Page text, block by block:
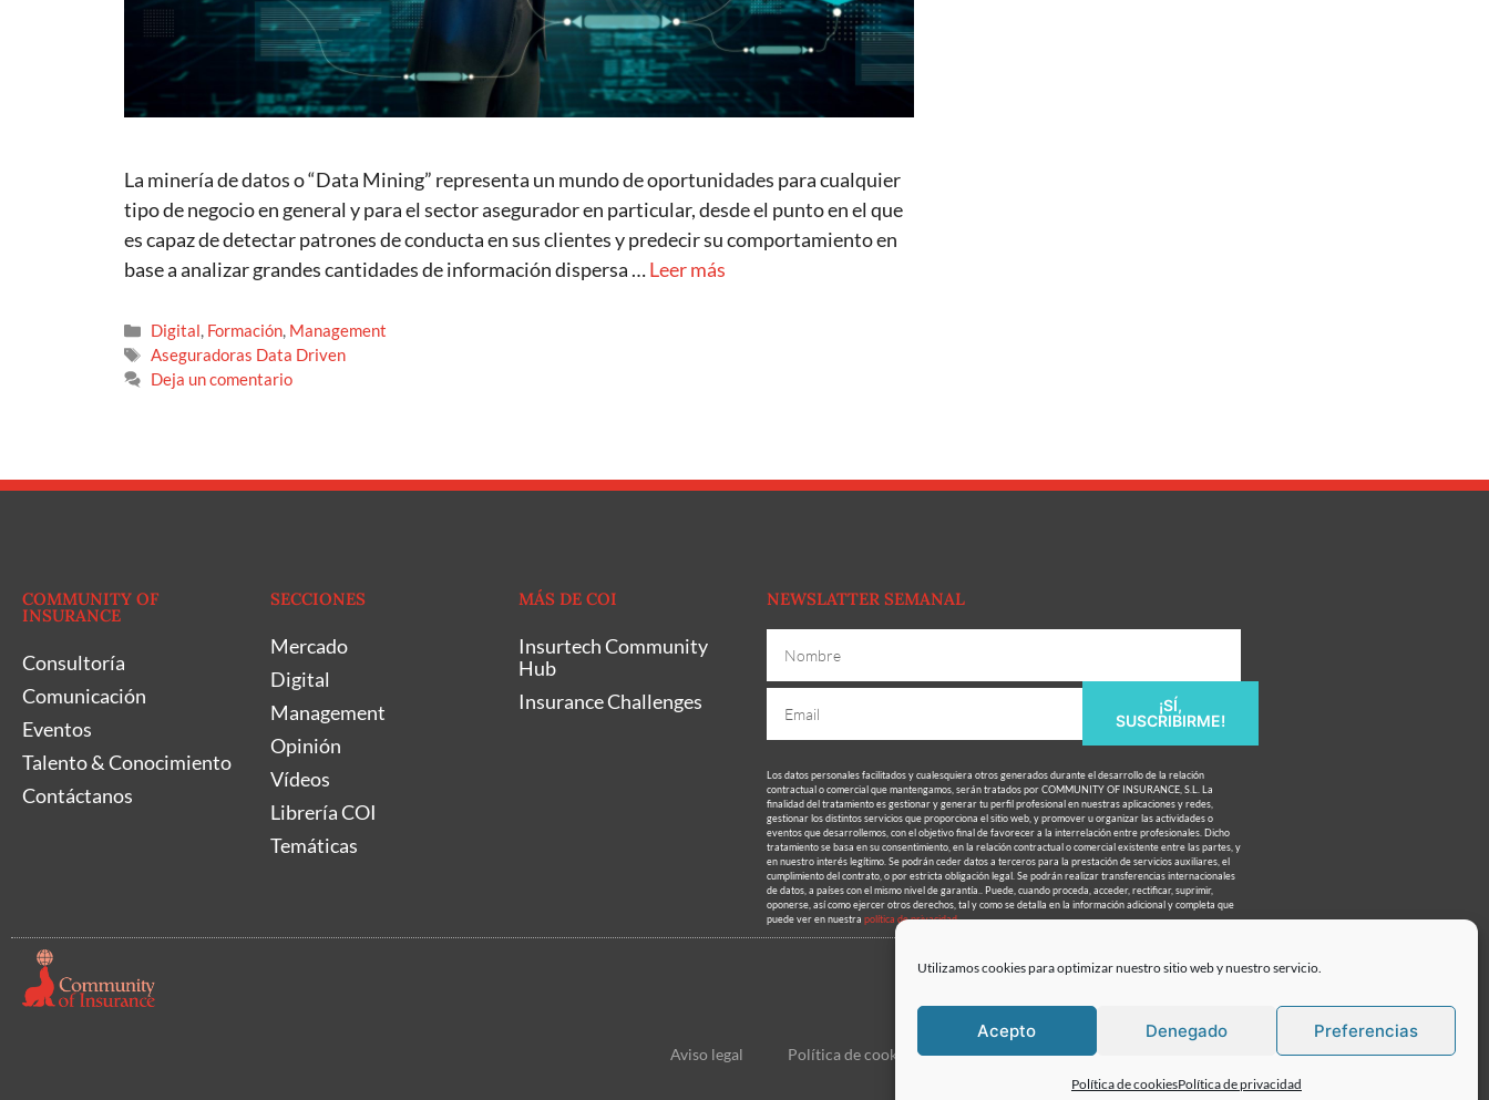
Utilizamos cookies para optimizar nuestro sitio web y nuestro servicio.
Acepto Denegado Preferencias
Política de cookiesPolítica de privacidad
La minería de datos o “Data Mining” representa un mundo de oportunidades para cualquier
tipo de negocio en general y para el sector asegurador en particular, desde el punto en el que
es capaz de detectar patrones de conducta en sus clientes y predecir su comportamiento en
base a analizar grandes cantidades de información dispersa …Leer más
Digital, Formación, Management
Aseguradoras Data Driven
Deja un comentario
COMMUNITY OF
INSURANCE
Consultoría
Comunicación
Eventos
Talento & Conocimiento
Contáctanos
SECCIONES
Mercado
Digital
Management
Opinión
Vídeos
Librería COI
Temáticas
MÁS DE COI
Insurtech Community
Hub
Insurance Challenges
NEWSLATTER SEMANAL
¡SÍ,
SUSCRIBIRME!
Los datos personales facilitados y cualesquiera otros generados durante el desarrollo de la relación
contractual o comercial que mantengamos, serán tratados por COMMUNITY OF INSURANCE, S.L. La
finalidad del tratamiento es gestionar y generar tu perfil profesional en nuestras aplicaciones y redes,
gestionar los distintos servicios que proporciona el sitio web, y promover u organizar las actividades o
eventos que desarrollemos, con el objetivo final de favorecer a la interrelación entre profesionales. Dicho
tratamiento se basa en su consentimiento, en la relación contractual o comercial existente entre las partes, y
en nuestro interés legítimo. Se podrán ceder datos a terceros para la prestación de servicios auxiliares, el
cumplimiento del contrato, o por estricta obligación legal. Se podrán realizar transferencias internacionales
de datos, a países con el mismo nivel de garantía.. Puede, cuando proceda, acceder, rectificar, suprimir,
oponerse, así como ejercer otros derechos, tal y como se detalla en la información adicional y completa que
puede ver en nuestra política de privacidad.
Aviso legal Política de cookies Política de privacidad